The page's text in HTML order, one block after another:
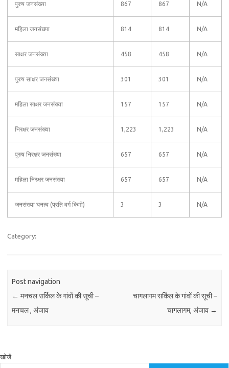
पुरुष जनसंख्या 867 867 N/A
महिला जनसंख्या 814 814 N/A
साक्षर जनसंख्या 458 458 N/A
पुरुष साक्षर जनसंख्या 301 301 N/A
महिला साक्षर जनसंख्या 157 157 N/A
निरक्षर जनसंख्या 1,223 1,223 N/A
पुरुष निरक्षर जनसंख्या 657 657 N/A
महिला निरक्षर जनसंख्या 657 657 N/A
जनसंख्या घनत्व (प्रति वर्ग किमी) 3 3 N/A
Category:
Post navigation
← मनचल सर्किल के गांवों की सूची –
मनचल , अंजाव
चागलागम सर्किल के गांवों की सूची –
चागलागम, अंजाव →
खोजें